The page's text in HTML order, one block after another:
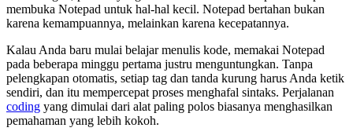
membuka Notepad untuk hal-hal kecil. Notepad bertahan bukan
karena kemampuannya, melainkan karena kecepatannya.
Kalau Anda baru mulai belajar menulis kode, memakai Notepad
pada beberapa minggu pertama justru menguntungkan. Tanpa
pelengkapan otomatis, setiap tag dan tanda kurung harus Anda ketik
sendiri, dan itu mempercepat proses menghafal sintaks. Perjalanan
coding yang dimulai dari alat paling polos biasanya menghasilkan
pemahaman yang lebih kokoh.